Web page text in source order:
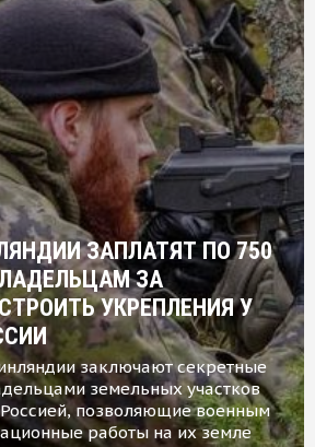
ЗАПЛАТЯТ ПО 750
ЗА
УКРЕПЛЕНИЯ У
заключают секретные
земельных участков
позволяющие военным
работы на их земле